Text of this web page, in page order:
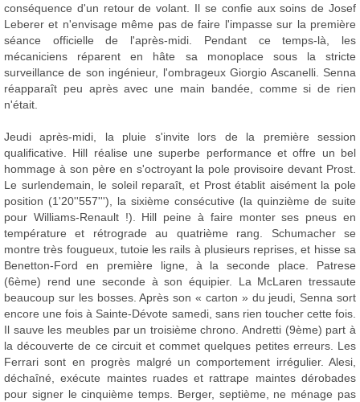
conséquence d'un retour de volant. Il se confie aux soins de Josef
Leberer et n'envisage même pas de faire l'impasse sur la première
séance officielle de l'après-midi. Pendant ce temps-là, les
mécaniciens réparent en hâte sa monoplace sous la stricte
surveillance de son ingénieur, l'ombrageux Giorgio Ascanelli. Senna
réapparaît peu après avec une main bandée, comme si de rien
n'était.
Jeudi après-midi, la pluie s'invite lors de la première session
qualificative. Hill réalise une superbe performance et offre un bel
hommage à son père en s'octroyant la pole provisoire devant Prost.
Le surlendemain, le soleil reparaît, et Prost établit aisément la pole
position (1'20''557'''), la sixième consécutive (la quinzième de suite
pour Williams-Renault !). Hill peine à faire monter ses pneus en
température et rétrograde au quatrième rang. Schumacher se
montre très fougueux, tutoie les rails à plusieurs reprises, et hisse sa
Benetton-Ford en première ligne, à la seconde place. Patrese
(6ème) rend une seconde à son équipier. La McLaren tressaute
beaucoup sur les bosses. Après son « carton » du jeudi, Senna sort
encore une fois à Sainte-Dévote samedi, sans rien toucher cette fois.
Il sauve les meubles par un troisième chrono. Andretti (9ème) part à
la découverte de ce circuit et commet quelques petites erreurs. Les
Ferrari sont en progrès malgré un comportement irrégulier. Alesi,
déchaîné, exécute maintes ruades et rattrape maintes dérobades
pour signer le cinquième temps. Berger, septième, ne ménage pas